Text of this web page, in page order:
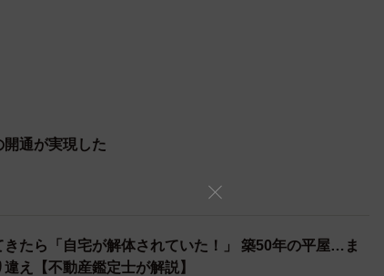
とで、延長約30m、高さ約10mの盛土が緩み、崩落し
ですが、急がねばならなかった理由は？
産業を支える基幹道路であり、今回通行止めとなった
活に欠かせない道路なので、一刻も早い復旧が必要で
開通が実現した
きたら「自宅が解体されていた！」 築50年の平屋…ま
え【不動産鑑定士が解説】